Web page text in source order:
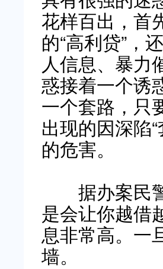
花样百出，首
的“高利贷”，
人信息、暴
惑接着一个诱
一个套路，只
出现的因深陷
的危害。
据办案民警
是会让你越借
息非常高。一
墙。